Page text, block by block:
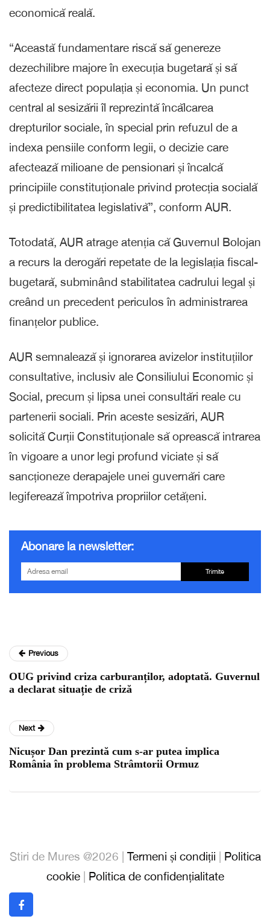
economică reală.
“Această fundamentare riscă să genereze
dezechilibre majore în execuția bugetară și să
afecteze direct populația și economia. Un punct
central al sesizării îl reprezintă încălcarea
drepturilor sociale, în special prin refuzul de a
indexa pensiile conform legii, o decizie care
afectează milioane de pensionari și încalcă
principiile constituționale privind protecția socială
și predictibilitatea legislativă”, conform AUR.
Totodată, AUR atrage atenția că Guvernul Bolojan
a recurs la derogări repetate de la legislația fiscal-
bugetară, subminând stabilitatea cadrului legal și
creând un precedent periculos în administrarea
finanțelor publice.
AUR semnalează și ignorarea avizelor instituțiilor
consultative, inclusiv ale Consiliului Economic și
Social, precum și lipsa unei consultări reale cu
partenerii sociali. Prin aceste sesizări, AUR
solicită Curții Constituționale să oprească intrarea
în vigoare a unor legi profund viciate și să
sancționeze derapajele unei guvernări care
legiferează împotriva propriilor cetățeni.
Abonare la newsletter:
Trimite
Previous
OUG privind criza carburanților, adoptată. Guvernul
a declarat situație de criză
Next
Nicușor Dan prezintă cum s-ar putea implica
România în problema Strâmtorii Ormuz
Stiri de Mures @2026 | Termeni și condiții
Politica
cookie| Politica de confidențialitate